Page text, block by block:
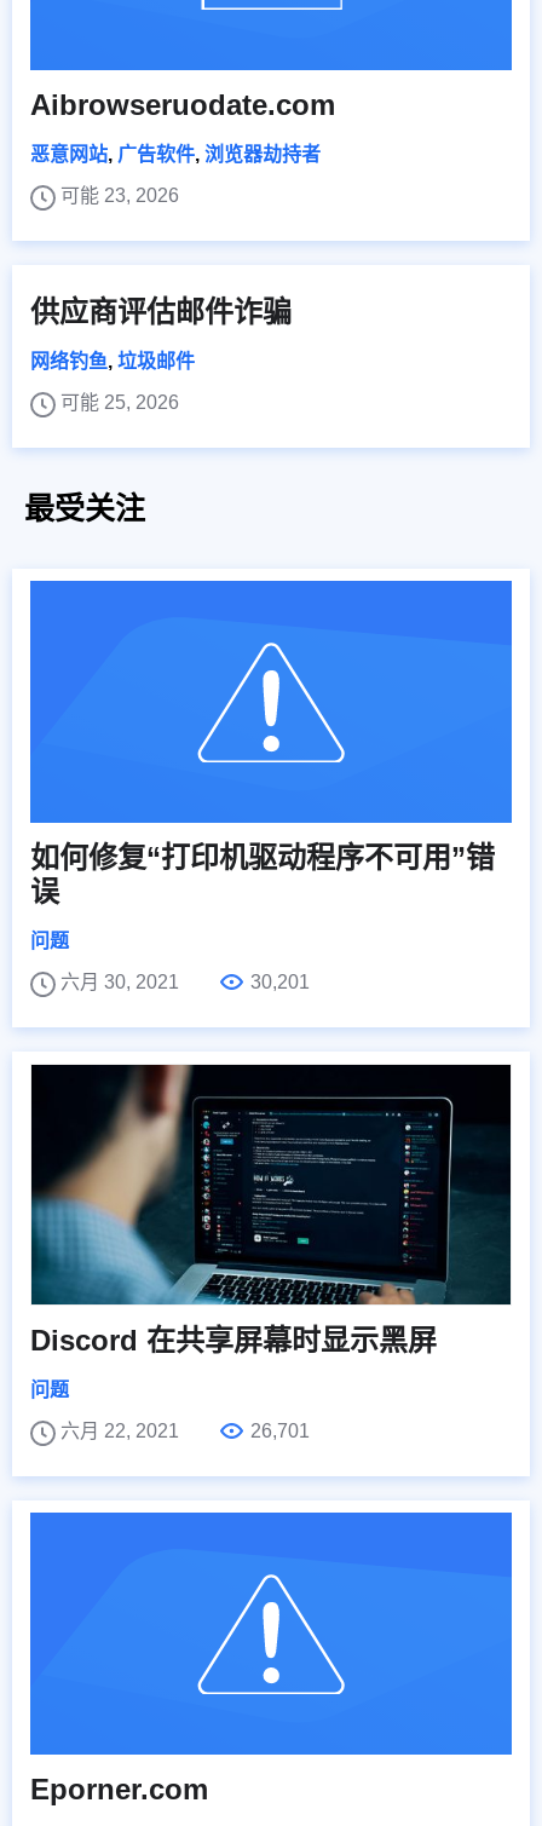
Aibrowseruodate.com
恶意网站, 广告软件, 浏览器劫持者
可能 23, 2026
供应商评估邮件诈骗
网络钓鱼, 垃圾邮件
可能 25, 2026
最受关注
如何修复“打印机驱动程序不可用”错
误
问题
六月 30, 2021
30,201
Discord 在共享屏幕时显示黑屏
问题
六月 22, 2021
26,701
Eporner.com